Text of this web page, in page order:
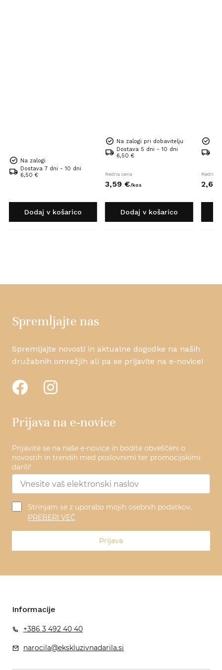
Na zalogi
Dostava 7 dni - 10 dni
6,50 €
Dodaj v košarico
Na zalogi pri dobavitelju
Dostava 5 dni - 10 dni
6,50 €
Redna cena
3,59 €/kos
Dodaj v košarico
Redna
2,62
Spremljajte nas
Spremljajte novosti in aktualne dogodke na naših
družabnih omrežjih ali pa se prijavite na e-novice!
Prijava na e-novice
Prijavite se na naše e-novice in bodite obveščeni o
novostih in trendih med poslovnimi ter promocijskimi
darili!
Strinjam se z uporabo mojih osebnih podatkov.
PREBERI VEČ
Prijava
Informacije
+386 3 492 40 40
narocila@ekskluzivnadarila.si